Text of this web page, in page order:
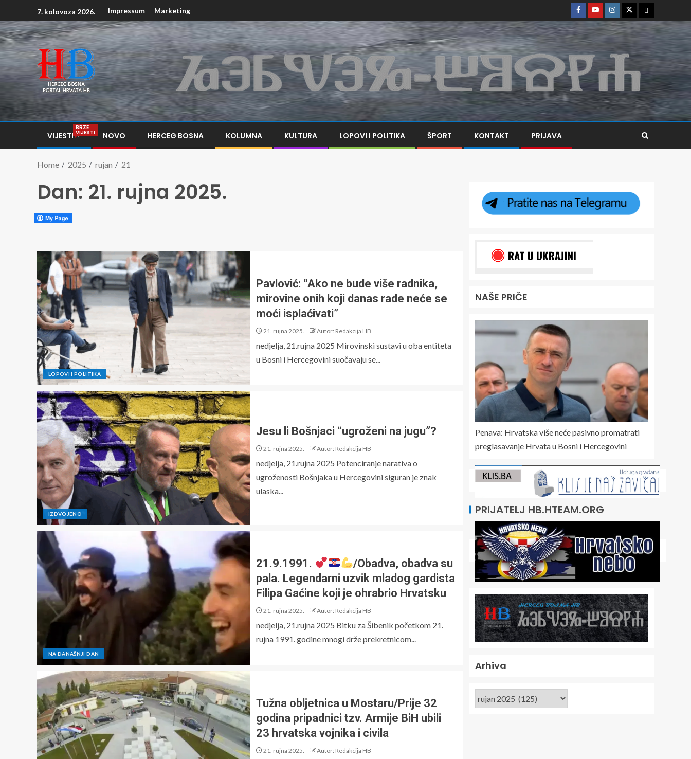
7. kolovoza 2026. Impressum Marketing
VIJESTI
BRZE
VIJESTI NOVO HERCEG BOSNA KOLUMNA KULTURA LOPOVI I POLITIKA ŠPORT KONTAKT PRIJAVA
Home 2025 rujan 21
Dan: 21. rujna 2025.
LOPOVI I POLITIKA
Pavlović: “Ako ne bude više radnika,
mirovine onih koji danas rade neće se
moći isplaćivati”
21. rujna 2025. Autor: Redakcija HB
nedjelja, 21.rujna 2025 Mirovinski sustavi u oba entiteta
u Bosni i Hercegovini suočavaju se...
IZDVOJENO
Jesu li Bošnjaci “ugroženi na jugu”?
21. rujna 2025. Autor: Redakcija HB
nedjelja, 21.rujna 2025 Potenciranje narativa o
ugroženosti Bošnjaka u Hercegovini siguran je znak
ulaska...
NA DANAŠNJI DAN
21.9.1991.
/Obadva, obadva su
pala. Legendarni uzvik mladog gardista
Filipa Gaćine koji je ohrabrio Hrvatsku
21. rujna 2025. Autor: Redakcija HB
nedjelja, 21.rujna 2025 Bitku za Šibenik početkom 21.
rujna 1991. godine mnogi drže prekretnicom...
Tužna obljetnica u Mostaru/Prije 32
godina pripadnici tzv. Armije BiH ubili
23 hrvatska vojnika i civila
21. rujna 2025. Autor: Redakcija HB
NAŠE PRIČE
Penava: Hrvatska više neće pasivno promatrati
preglasavanje Hrvata u Bosni i Hercegovini
PRIJATELJ HB.HTEAM.ORG
Arhiva